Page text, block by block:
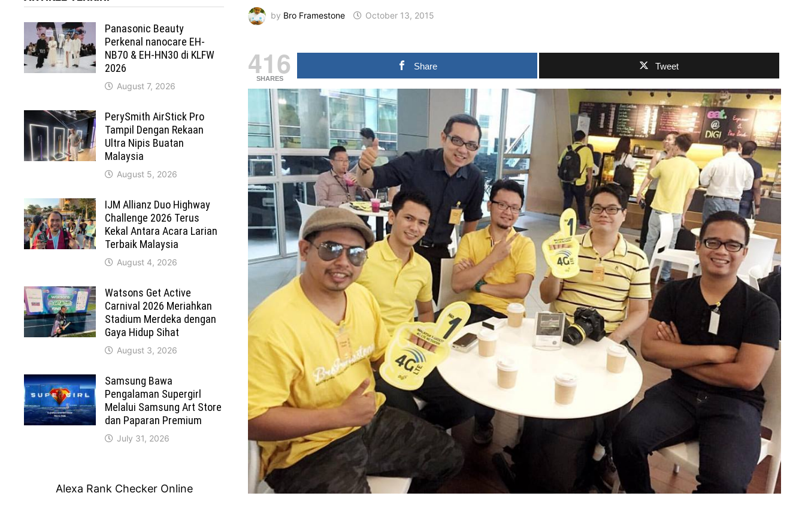
by Bro Framestone October 13, 2015
416
SHARES
Share Tweet
Panasonic Beauty
Perkenal nanocare EH-
NB70 & EH-HN30 di KLFW
2026
August 7, 2026
PerySmith AirStick Pro
Tampil Dengan Rekaan
Ultra Nipis Buatan
Malaysia
August 5, 2026
IJM Allianz Duo Highway
Challenge 2026 Terus
Kekal Antara Acara Larian
Terbaik Malaysia
August 4, 2026
Watsons Get Active
Carnival 2026 Meriahkan
Stadium Merdeka dengan
Gaya Hidup Sihat
August 3, 2026
Samsung Bawa
Pengalaman Supergirl
Melalui Samsung Art Store
dan Paparan Premium
July 31, 2026
Alexa Rank Checker Online